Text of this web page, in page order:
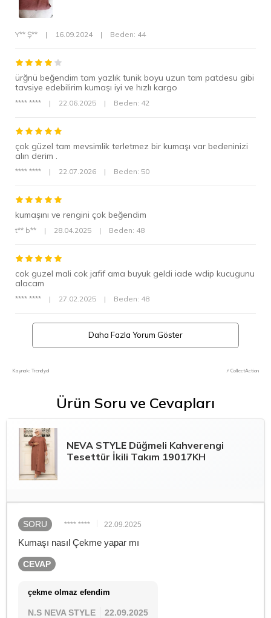
tamamlanabilir?
günlük el ya da omuz çantasıyla tamamlanabilir.
Ürünün kodu nedir?
Ürün kodu MDL-19017 olarak belirtilmiştir.
Ürün Açıklaması
Materyal Bileşeni Tekstil
Yıkama Talimatı
Üretici Adres Bilgisi
İstanbul/Türkiye
Üretici Mail Adresi
Üretici Adı NEVA STYLE
Y** Ş** | 16.09.2024 | Beden: 44
ürğnü beğendim tam yazlık tunik boyu uzun tam patdesu gibi
tavsiye edebilirim kumaşı iyi ve hızlı kargo
**** **** | 22.06.2025 | Beden: 42
çok güzel tam mevsimlik terletmez bir kumaşı var bedeninizi
alın derim .
**** **** | 22.07.2026 | Beden: 50
kumaşını ve rengini çok beğendim
t** b** | 28.04.2025 | Beden: 48
cok guzel mali cok jafif ama buyuk geldi iade wdip kucugunu
alacam
**** **** | 27.02.2025 | Beden: 48
Daha Fazla Yorum Göster
Kaynak: Trendyol ⚡ CollectAction
Ürün Soru ve Cevapları
NEVA STYLE Düğmeli Kahverengi
Tesettür İkili Takım 19017KH
SORU **** **** 22.09.2025
Kumaşı nasıl Çekme yapar mı
CEVAP
çekme olmaz efendim
N.S NEVA STYLE 22.09.2025